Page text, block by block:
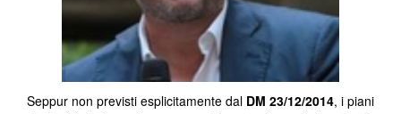
Seppur non previsti esplicitamente dal DM 23/12/2014, i piani